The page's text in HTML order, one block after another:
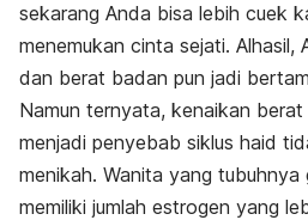
sekarang Anda bisa lebih cuek
menemukan cinta sejati. Alhasil,
dan berat badan pun jadi
Namun ternyata, kenaikan
menjadi penyebab siklus haid
menikah. Wanita yang tubuhnya
memiliki jumlah estrogen yang